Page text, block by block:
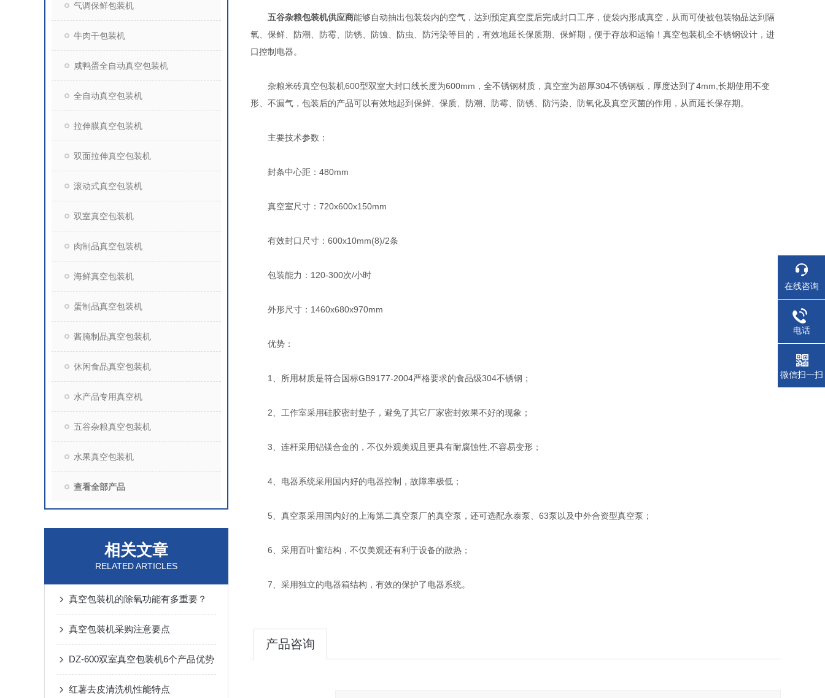
气调保鲜包装机
牛肉干包装机
咸鸭蛋全自动真空包装机
全自动真空包装机
拉伸膜真空包装机
双面拉伸真空包装机
滚动式真空包装机
双室真空包装机
肉制品真空包装机
海鲜真空包装机
蛋制品真空包装机
酱腌制品真空包装机
休闲食品真空包装机
水产品专用真空机
五谷杂粮真空包装机
水果真空包装机
查看全部产品
相关文章
RELATED ARTICLES
真空包装机的除氧功能有多重要？
真空包装机采购注意要点
DZ-600双室真空包装机6个产品优势
红薯去皮清洗机性能特点
五谷杂粮包装机供应商能够自动抽出包装袋内的空气，达到预定真空度后完成封口工序，使袋内形成真空，从而可使被包装物品达到隔
氧、保鲜、防潮、防霉、防锈、防蚀、防虫、防污染等目的，有效地延长保质期、保鲜期，便于存放和运输！真空包装机全不锈钢设计，进
口控制电器。
杂粮米砖真空包装机600型双室大封口线长度为600mm，全不锈钢材质，真空室为超厚304不锈钢板，厚度达到了4mm,长期使用不变
形、不漏气，包装后的产品可以有效地起到保鲜、保质、防潮、防霉、防锈、防污染、防氧化及真空灭菌的作用，从而延长保存期。
主要技术参数：
封条中心距：480mm
真空室尺寸：720x600x150mm
有效封口尺寸：600x10mm(8)/2条
包装能力：120-300次/小时
外形尺寸：1460x680x970mm
优势：
1、所用材质是符合国标GB9177-2004严格要求的食品级304不锈钢；
2、工作室采用硅胶密封垫子，避免了其它厂家密封效果不好的现象；
3、连杆采用铝镁合金的，不仅外观美观且更具有耐腐蚀性,不容易变形；
4、电器系统采用国内好的电器控制，故障率极低；
5、真空泵采用国内好的上海第二真空泵厂的真空泵，还可选配永泰泵、63泵以及中外合资型真空泵；
6、采用百叶窗结构，不仅美观还有利于设备的散热；
7、采用独立的电器箱结构，有效的保护了电器系统。
产品咨询
在线咨询
电话
微信扫一扫